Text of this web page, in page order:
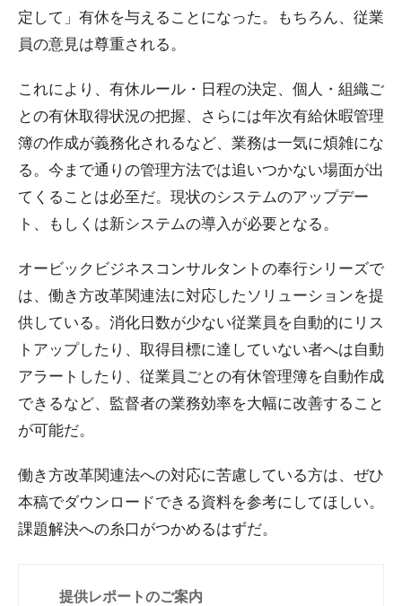
定して」有休を与えることになった。もちろん、従業
員の意見は尊重される。
これにより、有休ルール・日程の決定、個人・組織ご
との有休取得状況の把握、さらには年次有給休暇管理
簿の作成が義務化されるなど、業務は一気に煩雑にな
る。今まで通りの管理方法では追いつかない場面が出
てくることは必至だ。現状のシステムのアップデー
ト、もしくは新システムの導入が必要となる。
オービックビジネスコンサルタントの奉行シリーズで
は、働き方改革関連法に対応したソリューションを提
供している。消化日数が少ない従業員を自動的にリス
トアップしたり、取得目標に達していない者へは自動
アラートしたり、従業員ごとの有休管理簿を自動作成
できるなど、監督者の業務効率を大幅に改善すること
が可能だ。
働き方改革関連法への対応に苦慮している方は、ぜひ
本稿でダウンロードできる資料を参考にしてほしい。
課題解決への糸口がつかめるはずだ。
提供レポートのご案内